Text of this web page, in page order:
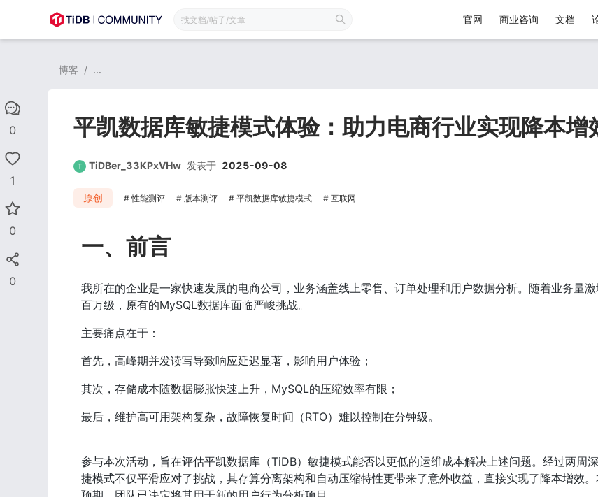
官网 商业咨询 文档
0
1
0
0
博客 / ...
平凯数据库敏捷模式体验：助力电商行业实现降本增
TiDBer_33KPxVHw 发表于 2025-09-08
原创 性能测评 版本测评 平凯数据库敏捷模式 互联网
一、前言
我所在的企业是一家快速发展的电商公司，业务涵盖线上零售、订单处理和用户数据分析。随着业务量
百万级，原有的MySQL数据库面临严峻挑战。
主要痛点在于：
首先，高峰期并发读写导致响应延迟显著，影响用户体验；
其次，存储成本随数据膨胀快速上升，MySQL的压缩效率有限；
最后，维护高可用架构复杂，故障恢复时间（RTO）难以控制在分钟级。
参与本次活动，旨在评估平凯数据库（TiDB）敏捷模式能否以更低的运维成本解决上述问题。经过两周
捷模式不仅平滑应对了挑战，其存算分离架构和自动压缩特性更带来了意外收益，直接实现了降本增效